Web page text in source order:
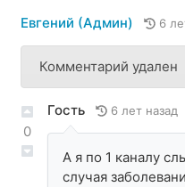
Евгений (Админ) 6
Комментарий удален
0
Гость 6 лет назад
А я по 1 каналу
случая